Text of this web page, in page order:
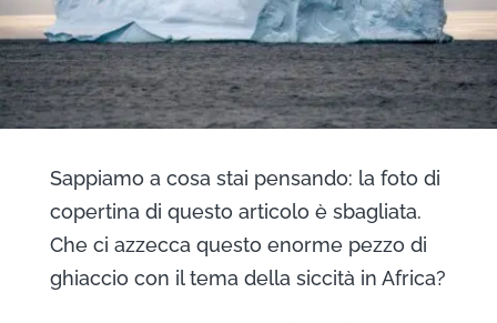
Sappiamo a cosa stai pensando: la foto di
copertina di questo articolo è sbagliata.
Che ci azzecca questo enorme pezzo di
ghiaccio con il tema della siccità in Africa?